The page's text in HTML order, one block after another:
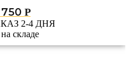
Р
2-4 ДНЯ
складе